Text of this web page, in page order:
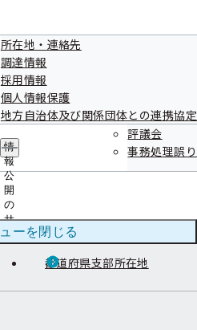
所在地・連絡先
調達情報
採用情報
個人情報保護
地方自治体及び関係団体との連携協定
情
報
公
開
の
サ
ブ
メ
ニ
ー
評議会
事務処理誤り
ーを閉じる
和歌山支部
都道府県支部所在地